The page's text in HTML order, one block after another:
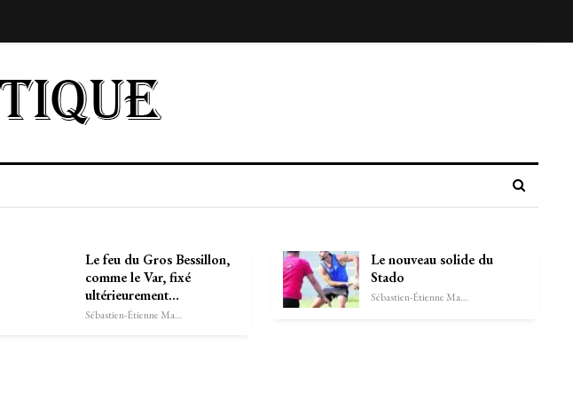
Le feu du Gros Bessillon,
comme le Var, fixé
ultérieurement…
Sébastien-Étienne Marechal
Le nouveau solide du
Stado
Sébastien-Étienne Marechal